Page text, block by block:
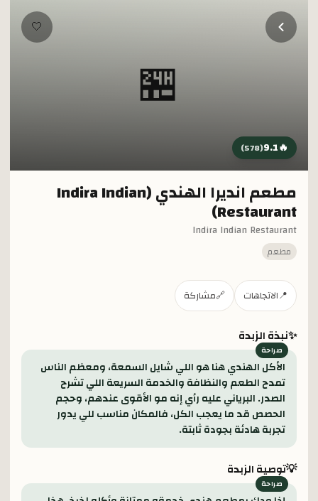
تخطي إلى المحتوى الرئيسي
🏪
🤍
🔥
9.1
(
578
)
مطعم انديرا الهندي (Indira Indian
Restaurant)
Indira Indian Restaurant
مطعم
📍الاتجاهات 🔗مشاركة
✨نبذة الزبدة
الأكل الهندي هنا هو اللي شايل السمعة، ومعظم الناس
تمدح الطعم والنظافة والخدمة السريعة اللي تشرح
الصدر. البرياني عليه رأي إنه مو الأقوى عندهم، وحجم
الحصص قد ما يعجب الكل، فالمكان مناسب للي يدور
تجربة هادئة بجودة ثابتة.
💡توصية الزبدة